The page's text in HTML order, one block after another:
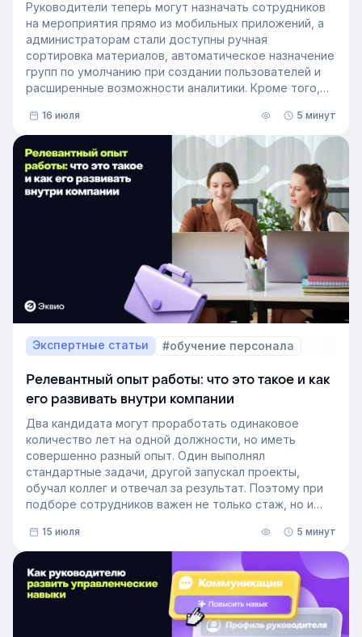
Руководители теперь могут назначать сотрудников
на мероприятия прямо из мобильных приложений, а
администраторам стали доступны ручная
сортировка материалов, автоматическое назначение
групп по умолчанию при создании пользователей и
расширенные возможности аналитики. Кроме того,
он охватывает и материалы из раздела «Проводник».
16 июля 5 минут
Экспертные статьи #обучение персонала
Релевантный опыт работы: что это такое и как
его развивать внутри компании
Два кандидата могут проработать одинаковое
количество лет на одной должности, но иметь
совершенно разный опыт. Один выполнял
стандартные задачи, другой запускал проекты,
обучал коллег и отвечал за результат. Поэтому при
подборе сотрудников важен не только стаж, но и
В этой статье разберём, релевантный опыт работы
— что это на практике, как оценивать его при найме
и внутренних переводах, почему не всегда стоит
искать полностью готовых специалистов и как
развивать нужные компетенции внутри компании.
15 июля 5 минут